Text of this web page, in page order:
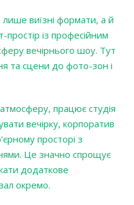
виїзні формати, а й
простір із професійним
вечірнього шоу. Тут
та сцени до фото-зон і
працює студія
вечірку, корпоратив
просторі з
Це значно спрощує
додаткове
окремо.